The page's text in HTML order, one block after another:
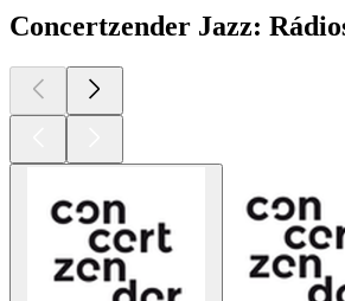
Concertzender Jazz: